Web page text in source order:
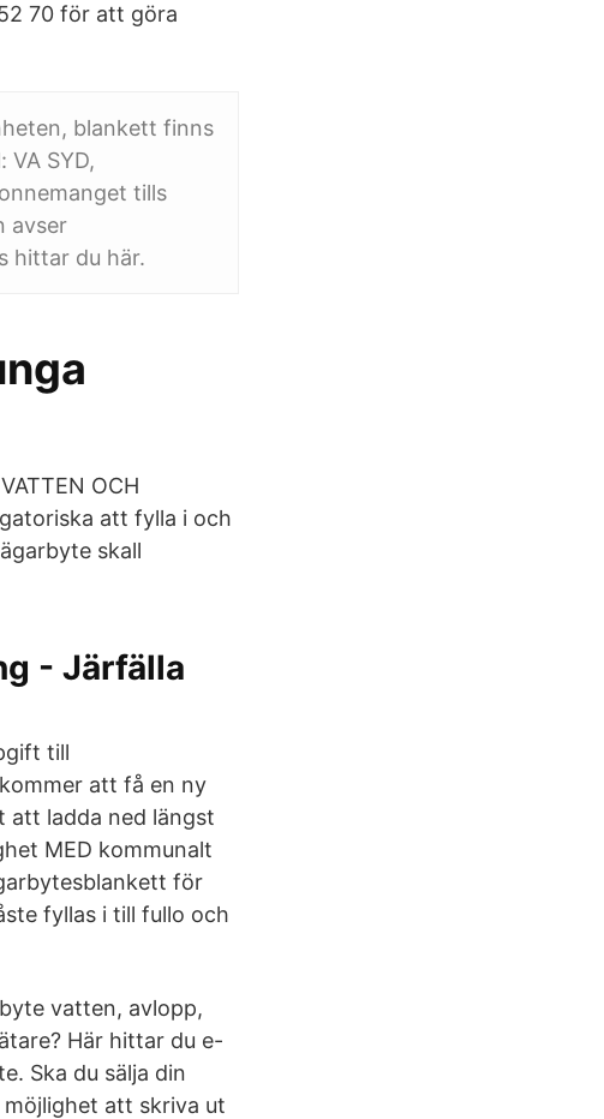
70 för att göra
blankett finns
SYD,
tills
avser
hittar du här.
OCH
att fylla i och
skall
- Järfälla
till
att få en ny
ladda ned längst
MED kommunalt
för
fyllas i till fullo och
vatten, avlopp,
Här hittar du e-
Ska du sälja din
att skriva ut